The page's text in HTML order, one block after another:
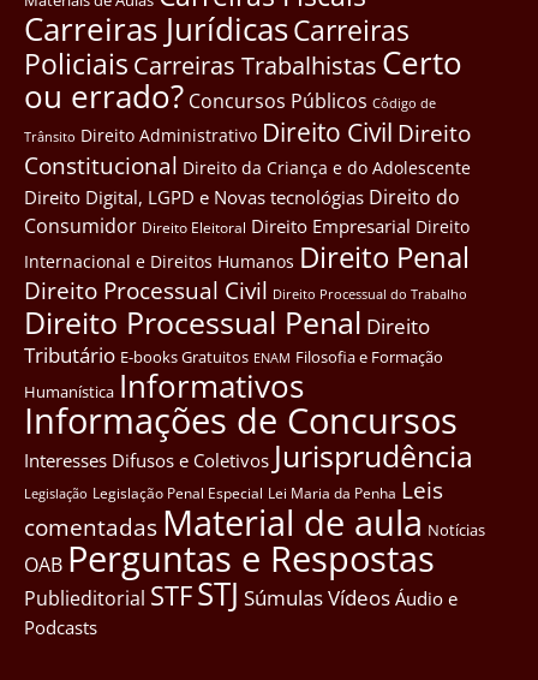
Carreiras JurídicasCarreiras
Policiais Carreiras Trabalhistas Certo
ou errado? Concursos Públicos Côdigo de
Trânsito Direito Administrativo Direito Civil Direito
Constitucional Direito da Criança e do Adolescente
Direito Digital, LGPD e Novas tecnológias Direito do
Consumidor Direito Eleitoral Direito Empresarial Direito
Internacional e Direitos Humanos Direito Penal
Direito Processual Civil Direito Processual do Trabalho
Direito Processual Penal Direito
Tributário E-books Gratuitos ENAM Filosofia e Formação
Humanística Informativos
Informações de Concursos
Interesses Difusos e Coletivos Jurisprudência
Legislação Legislação Penal Especial Lei Maria da Penha Leis
comentadas Material de aula Notícias
OAB Perguntas e Respostas
Publieditorial STFSTJ SúmulasVídeos Áudio e
Podcasts